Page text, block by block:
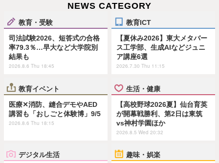
NEWS CATEGORY
教育・受験
司法試験2026、短答式の合格
率79.3％…早大など大学院別
結果も
2026.8.6 Thu 18:45
教育ICT
【夏休み2026】東大メタバー
ス工学部、生成AIなどジュニ
ア講座6選
2026.7.30 Thu 11:15
教育イベント
医療✕消防、縫合デモやAED
講習も「おしごと体験博」9/5
2026.8.6 Thu 18:15
生活・健康
【高校野球2026夏】仙台育英
が開幕戦勝利、第2日は東筑
vs神村学園ほか
2026.8.5 Wed 20:32
デジタル生活 趣味・娯楽